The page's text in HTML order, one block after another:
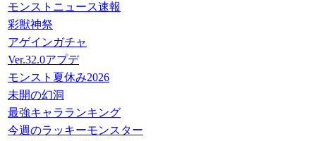
モンストニュース速報
彩獣神祭
アゲインガチャ
Ver.32.0アプデ
モンスト夏休み2026
未開の幻洞
最強キャラランキング
今週のラッキーモンスター